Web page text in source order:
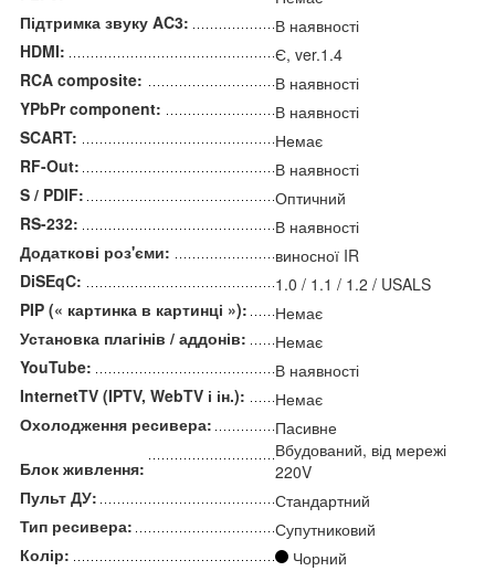
Підтримка звуку AC3:
В наявності
HDMI:
Є, ver.1.4
RCA composite:
В наявності
YPbPr component:
В наявності
SCART:
Немає
RF-Out:
В наявності
S / PDIF:
Оптичний
RS-232:
В наявності
Додаткові роз'єми:
виносної IR
DiSEqC:
1.0 / 1.1 / 1.2 / USALS
PIP (« картинка в картинці »):
Немає
Установка плагінів / аддонів:
Немає
YouTube:
В наявності
InternetTV (IPTV, WebTV і ін.):
Немає
Охолодження ресивера:
Пасивне
Блок живлення:
Вбудований, від мережі
220V
Пульт ДУ:
Стандартний
Тип ресивера:
Супутниковий
Колір:
Чорний